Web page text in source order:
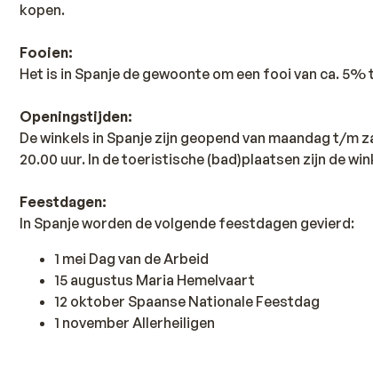
kopen.
Fooien:
Het is in Spanje de gewoonte om een fooi van ca. 5%
Openingstijden:
De winkels in Spanje zijn geopend van maandag t/m
20.00 uur. In de toeristische (bad)plaatsen zijn de
Feestdagen:
In Spanje worden de volgende feestdagen gevierd:
1 mei Dag van de Arbeid
15 augustus Maria Hemelvaart
12 oktober Spaanse Nationale Feestdag
1 november Allerheiligen